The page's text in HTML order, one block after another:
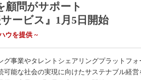
顧問がサポート
ービス』1月5日開始
ウを提供 ~
事業やタレントシェアリングプラットフォ
能な社会の実現に向けたサステナブル経